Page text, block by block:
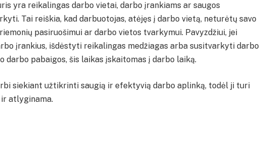
yra reikalingas darbo vietai, darbo įrankiams ar saugos
Tai reiškia, kad darbuotojas, atėjęs į darbo vietą, neturėtų savo
pasiruošimui ar darbo vietos tvarkymui. Pavyzdžiui, jei
įrankius, išdėstyti reikalingas medžiagas arba susitvarkyti darbo
darbo pabaigos, šis laikas įskaitomas į darbo laiką.
siekiant užtikrinti saugią ir efektyvią darbo aplinką, todėl ji turi
atlyginama.